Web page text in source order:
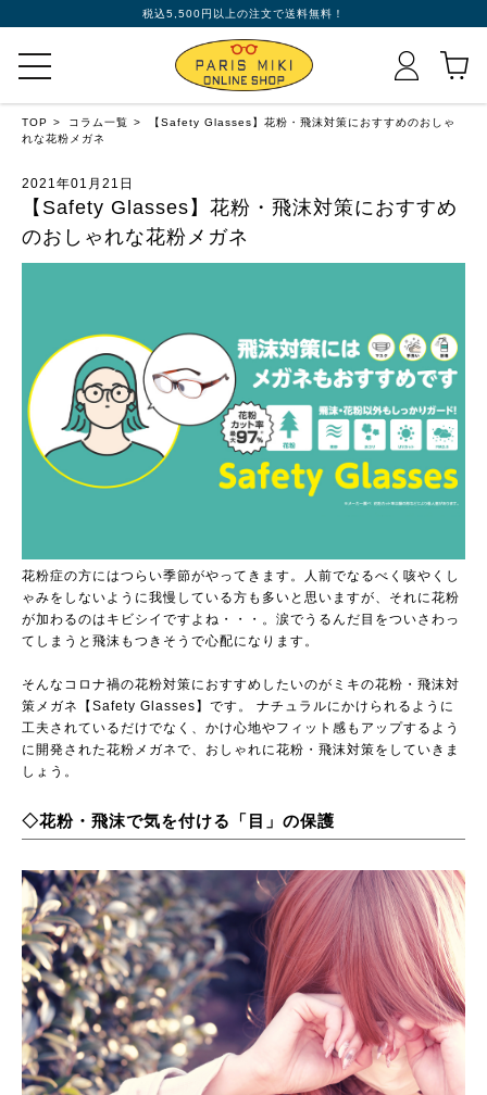
税込5,500円以上の注文で送料無料！
TOP コラム一覧
【Safety Glasses】花粉・飛沫対策におすすめのおしゃ
れな花粉メガネ
2021年01月21日
【Safety Glasses】花粉・飛沫対策におすすめ
のおしゃれな花粉メガネ
花粉症の方にはつらい季節がやってきます。人前でなるべく咳やくし
ゃみをしないように我慢している方も多いと思いますが、それに花粉
が加わるのはキビシイですよね・・・。涙でうるんだ目をついさわっ
てしまうと飛沫もつきそうで心配になります。
そんなコロナ禍の花粉対策におすすめしたいのがミキの花粉・飛沫対
策メガネ【Safety Glasses】です。 ナチュラルにかけられるように
工夫されているだけでなく、かけ心地やフィット感もアップするよう
に開発された花粉メガネで、おしゃれに花粉・飛沫対策をしていきま
しょう。
◇花粉・飛沫で気を付ける「目」の保護